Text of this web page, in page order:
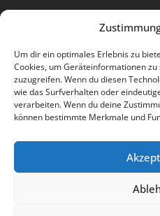
Um dir ein optimales Erlebnis zu
Cookies, um Geräteinformationen
zuzugreifen. Wenn du diesen
wie das Surfverhalten oder
verarbeiten. Wenn du deine
können bestimmte Merkmale und
Wr. Neustädter Straße 1
2733 Grünbach am Schneeberg
Öffnungszeiten Gemeindeamt:
Montag: 8.00 – 12.00 Uhr und 14.00
Freitag: 8.00 – 12.00 Uhr
Email: